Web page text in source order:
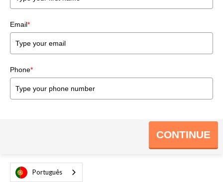
Email*
Phone*
CONTINUE
Português